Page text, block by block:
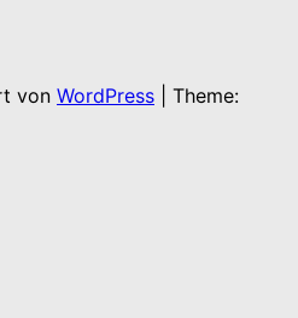
von WordPress
Theme: